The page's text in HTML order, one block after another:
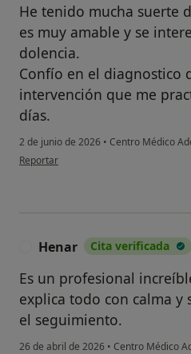
He tenido mucha suerte
es muy amable y se
dolencia.
Confío en el diagnostico
intervención que me
días.
2 de junio de 2026 • Centro Médico
en opinión del usuario Antonia Esteban
Reportar
Henar Cita verificada
Es un profesional
explica todo con calma y
el seguimiento.
26 de abril de 2026 • Centro Médico